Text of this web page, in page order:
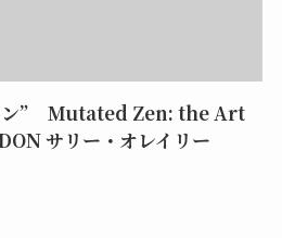
ン” Mutated Zen: the Art
サリー・オレイリー